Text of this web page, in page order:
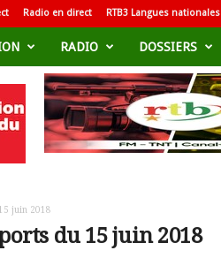
Radio en direct RTB3 Langues nationales
RADIO DOSSIERS
juin 2018
du 15 juin 2018